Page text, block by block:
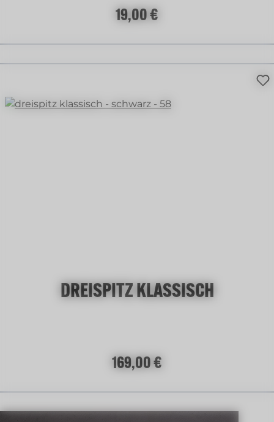
Regulärer Preis:
19,00 €
DREISPITZ KLASSISCH
Regulärer Preis:
169,00 €